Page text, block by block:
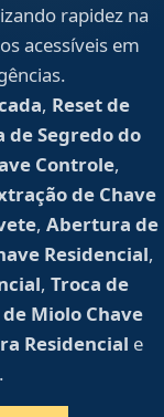
rapidez na
acessíveis em
, Reset de
de Segredo do
Controle,
de Chave
, Abertura de
Residencial,
, Troca de
Miolo Chave
Residencial e